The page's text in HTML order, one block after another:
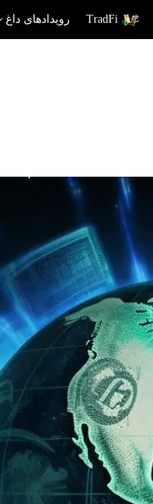
TradFi رویدادهای داغ